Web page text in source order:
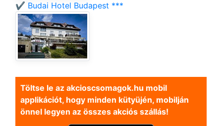
✔️ Budai Hotel Budapest ***
Töltse le az akcioscsomagok.hu mobil
applikációt, hogy minden kütyüjén, mobilján
önnel legyen az összes akciós szállás!